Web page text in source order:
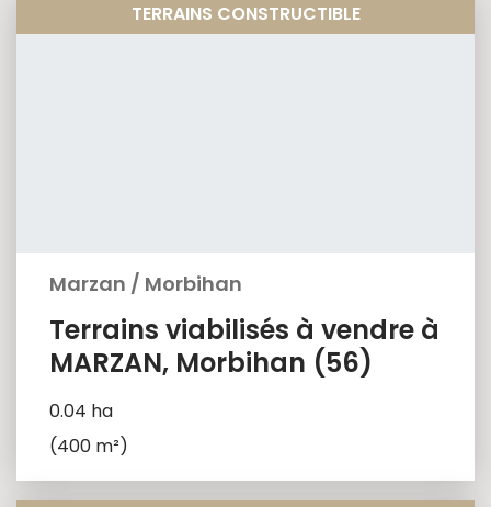
TERRAINS CONSTRUCTIBLE
Marzan / Morbihan
Terrains viabilisés à vendre à
MARZAN, Morbihan (56)
0.04 ha
(400 m²)